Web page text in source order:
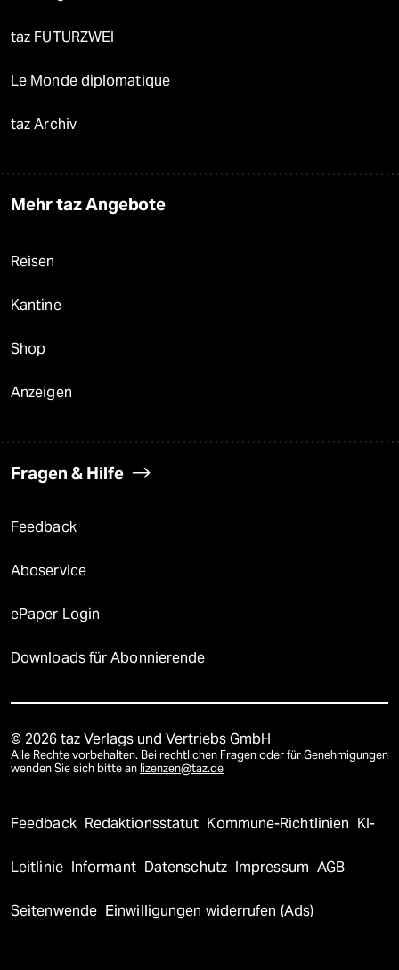
taz FUTURZWEI
Le Monde diplomatique
taz Archiv
Mehr taz Angebote
Reisen
Kantine
Shop
Anzeigen
Fragen & Hilfe
Feedback
Aboservice
ePaper Login
Downloads für Abonnierende
© 2026 taz Verlags und Vertriebs GmbH
Alle Rechte vorbehalten. Bei rechtlichen Fragen oder für Genehmigungen
wenden Sie sich bitte an lizenzen@taz.de
Feedback Redaktionsstatut Kommune-Richtlinien KI-
Leitlinie Informant Datenschutz Impressum AGB
Seitenwende Einwilligungen widerrufen (Ads)